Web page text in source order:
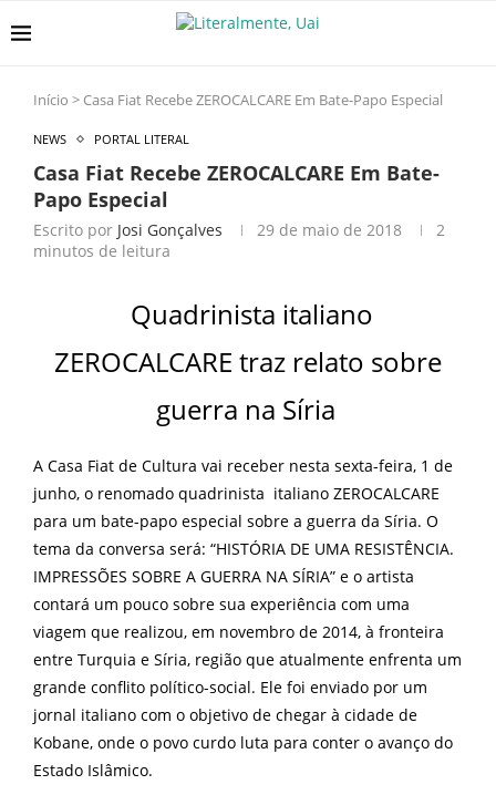
Início > Casa Fiat Recebe ZEROCALCARE Em Bate-Papo Especial
NEWS PORTAL LITERAL
Casa Fiat Recebe ZEROCALCARE Em Bate-
Papo Especial
Escrito por Josi Gonçalves 29 de maio de 2018
2
minutos de leitura
Quadrinista italiano
ZEROCALCARE traz relato sobre
guerra na Síria
A Casa Fiat de Cultura vai receber nesta sexta-feira, 1 de
junho, o renomado quadrinista italiano ZEROCALCARE
para um bate-papo especial sobre a guerra da Síria. O
tema da conversa será: “HISTÓRIA DE UMA RESISTÊNCIA.
IMPRESSÕES SOBRE A GUERRA NA SÍRIA” e o artista
contará um pouco sobre sua experiência com uma
viagem que realizou, em novembro de 2014, à fronteira
entre Turquia e Síria, região que atualmente enfrenta um
grande conflito político-social. Ele foi enviado por um
jornal italiano com o objetivo de chegar à cidade de
Kobane, onde o povo curdo luta para conter o avanço do
Estado Islâmico.